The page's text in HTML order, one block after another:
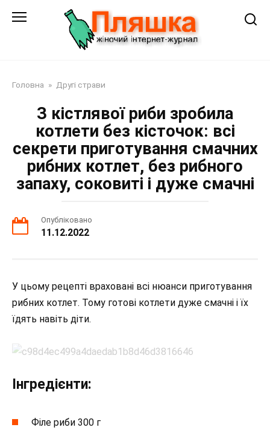
Головна » Другі страви
З кістлявої риби зробила
котлети без кісточок: всі
секрети приготування смачних
рибних котлет, без рибного
запаху, соковиті і дуже смачні
Опубліковано
11.12.2022
У цьому рецепті враховані всі нюанси приготування
рибних котлет. Тому готові котлети дуже смачні і їх
їдять навіть діти.
Інгредієнти:
Філе риби 300 г